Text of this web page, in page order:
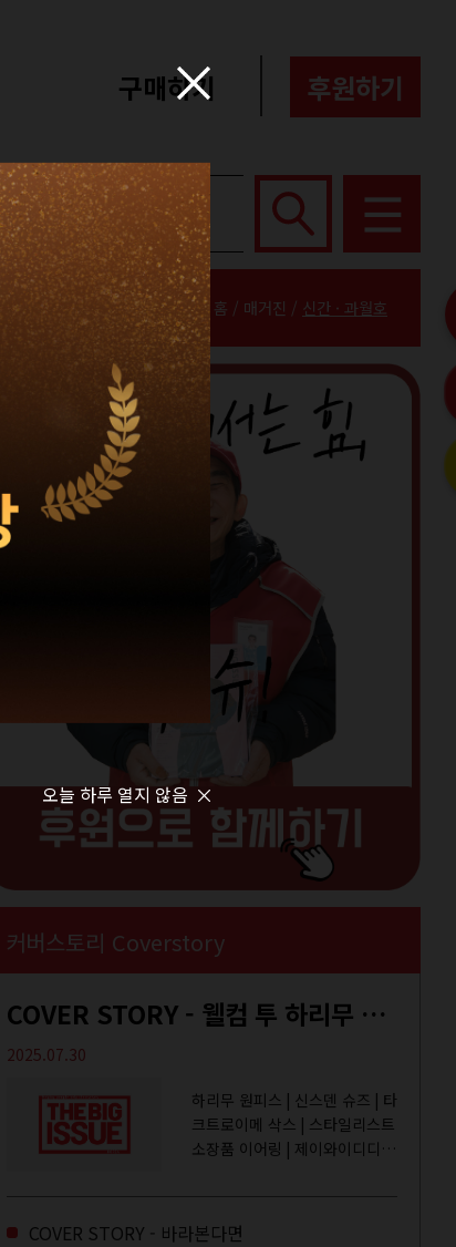
구매하기 후원하기
About
홈 / 매거진 / 신간 · 과월호
커버스토리 Coverstory
COVER STORY - 웰컴 투 하리무 월드
2025.07.30
하리무 원피스 | 신스덴 슈즈 | 타
크트로이메 삭스 | 스타일리스트
소장품 이어링 | 제이와이디디엠
주와...
COVER STORY - 바라본다면
오늘 하루 열지 않음